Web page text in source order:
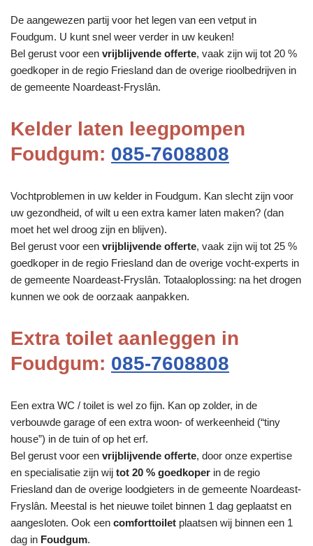
De aangewezen partij voor het legen van een vetput in
Foudgum. U kunt snel weer verder in uw keuken!
Bel gerust voor een vrijblijvende offerte, vaak zijn wij tot 20 %
goedkoper in de regio Friesland dan de overige rioolbedrijven in
de gemeente Noardeast-Fryslân.
Kelder laten leegpompen
Foudgum: 085-7608808
Vochtproblemen in uw kelder in Foudgum. Kan slecht zijn voor
uw gezondheid, of wilt u een extra kamer laten maken? (dan
moet het wel droog zijn en blijven).
Bel gerust voor een vrijblijvende offerte, vaak zijn wij tot 25 %
goedkoper in de regio Friesland dan de overige vocht-experts in
de gemeente Noardeast-Fryslân. Totaaloplossing: na het drogen
kunnen we ook de oorzaak aanpakken.
Extra toilet aanleggen in
Foudgum: 085-7608808
Een extra WC / toilet is wel zo fijn. Kan op zolder, in de
verbouwde garage of een extra woon- of werkeenheid (“tiny
house”) in de tuin of op het erf.
Bel gerust voor een vrijblijvende offerte, door onze expertise
en specialisatie zijn wij tot 20 % goedkoper in de regio
Friesland dan de overige loodgieters in de gemeente Noardeast-
Fryslân. Meestal is het nieuwe toilet binnen 1 dag geplaatst en
aangesloten. Ook een comforttoilet plaatsen wij binnen een 1
dag in Foudgum.